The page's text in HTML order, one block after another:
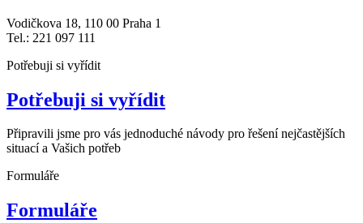
Vodičkova 18, 110 00 Praha 1
Tel.: 221 097 111
Potřebuji si vyřídit
Potřebuji si vyřídit
Připravili jsme pro vás jednoduché návody pro řešení nejčastějších
situací a Vašich potřeb
Formuláře
Formuláře